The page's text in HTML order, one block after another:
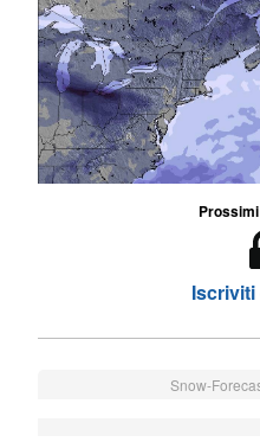
Snow-